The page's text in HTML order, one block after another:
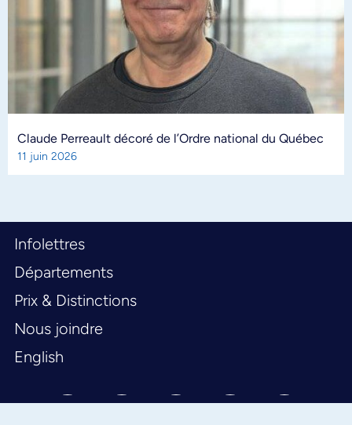
Claude Perreault décoré de l’Ordre national du Québec
11 juin 2026
Infolettres
Départements
Prix & Distinctions
Nous joindre
English